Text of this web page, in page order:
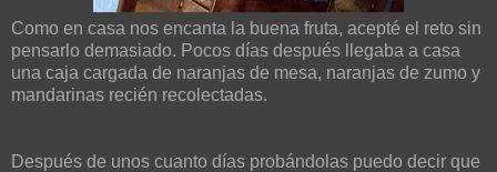
Como en casa nos encanta la buena fruta, acepté el reto sin
pensarlo demasiado. Pocos días después llegaba a casa
una caja cargada de naranjas de mesa, naranjas de zumo y
mandarinas recién recolectadas.
Después de unos cuanto días probándolas puedo decir que